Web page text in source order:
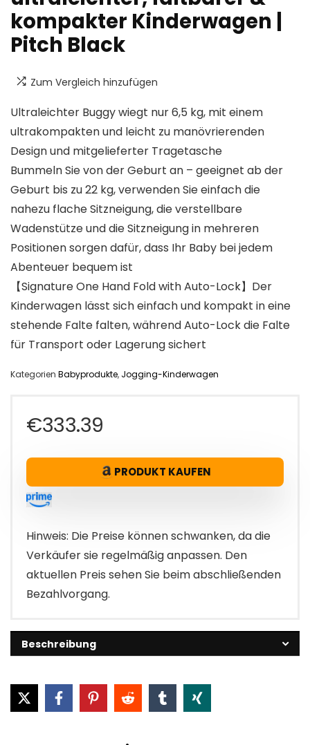
kompakter Kinderwagen |
Pitch Black
Zum Vergleich hinzufügen
Ultraleichter Buggy wiegt nur 6,5 kg, mit einem
ultrakompakten und leicht zu manövrierenden
Design und mitgelieferter Tragetasche
Bummeln Sie von der Geburt an – geeignet ab der
Geburt bis zu 22 kg, verwenden Sie einfach die
nahezu flache Sitzneigung, die verstellbare
Wadenstütze und die Sitzneigung in mehreren
Positionen sorgen dafür, dass Ihr Baby bei jedem
Abenteuer bequem ist
【Signature One Hand Fold with Auto-Lock】Der
Kinderwagen lässt sich einfach und kompakt in eine
stehende Falte falten, während Auto-Lock die Falte
für Transport oder Lagerung sichert
Kategorien Babyprodukte, Jogging-Kinderwagen
€333.39
PRODUKT KAUFEN
Hinweis: Die Preise können schwanken, da die
Verkäufer sie regelmäßig anpassen. Den
aktuellen Preis sehen Sie beim abschließenden
Bezahlvorgang.
Beschreibung